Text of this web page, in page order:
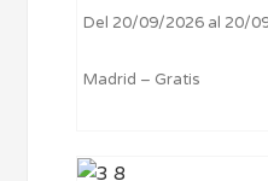
Del 20/09/2026 al 20/
Madrid – Gratis